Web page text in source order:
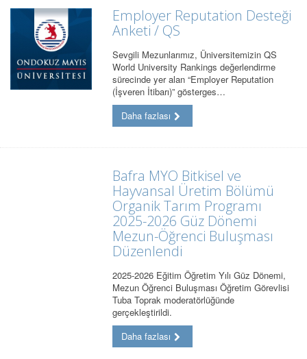
Employer Reputation Desteği
Anketi / QS
Sevgili Mezunlarımız, Üniversitemizin QS
World University Rankings değerlendirme
sürecinde yer alan “Employer Reputation
(İşveren İtibarı)” gösterges…
Daha fazlası
Bafra MYO Bitkisel ve
Hayvansal Üretim Bölümü
Organik Tarım Programı
2025-2026 Güz Dönemi
Mezun-Öğrenci Buluşması
Düzenlendi
2025-2026 Eğitim Öğretim Yılı Güz Dönemi,
Mezun Öğrenci Buluşması Öğretim Görevlisi
Tuba Toprak moderatörlüğünde
gerçekleştirildi.
Daha fazlası